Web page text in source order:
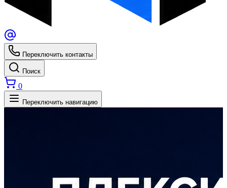
Переключить контакты
Поиск
0
Переключить навигацию